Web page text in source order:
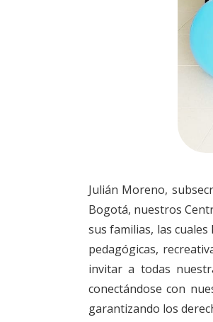
Julián Moreno,
Bogotá, nuestros
sus familias, las
pedagógicas,
invitar a todas
conectándose con
garantizando los